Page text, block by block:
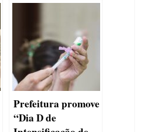
Prefeitura promove
“Dia D de